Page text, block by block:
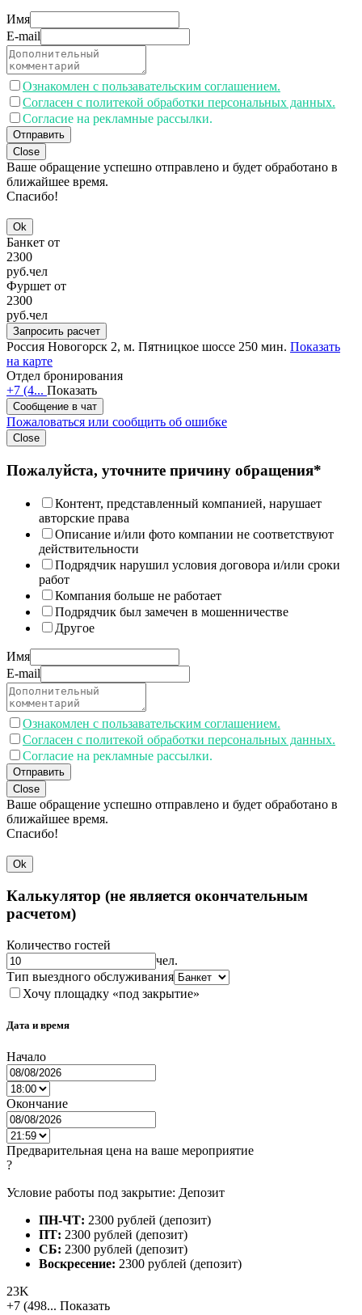
Имя
E-mail
Ознакомлен с пользавательским соглашением.
Согласен с политекой обработки персональных данных.
Согласие на рекламные рассылки.
Отправить
Close
Ваше обращение успешно отправлено и будет обработано в
ближайшее время.
Спасибо!
Ok
Банкет от
2300
руб.чел
Фуршет от
2300
руб.чел
Запросить расчет
Россия Новогорск 2, м. Пятницкое шоссе 250 мин. Показать
на карте
Отдел бронирования
+7 (4... Показать
Сообщение в чат
Пожаловаться или сообщить об ошибке
Close
Пожалуйста, уточните причину обращения*
Контент, представленный компанией, нарушает
авторские права
Описание и/или фото компании не соответствуют
действительности
Подрядчик нарушил условия договора и/или сроки
работ
Компания больше не работает
Подрядчик был замечен в мошенничестве
Другое
Имя
E-mail
Ознакомлен с пользавательским соглашением.
Согласен с политекой обработки персональных данных.
Согласие на рекламные рассылки.
Отправить
Close
Ваше обращение успешно отправлено и будет обработано в
ближайшее время.
Спасибо!
Ok
Калькулятор (не является окончательным
расчетом)
Количество гостей
чел.
Тип выездного обслуживания
Хочу площадку «под закрытие»
Дата и время
Начало
Окончание
Предварительная цена на ваше мероприятие
?
Условие работы под закрытие: Депозит
ПН-ЧТ: 2300 рублей (депозит)
ПТ: 2300 рублей (депозит)
СБ: 2300 рублей (депозит)
Воскресение: 2300 рублей (депозит)
23K
+7 (498... Показать